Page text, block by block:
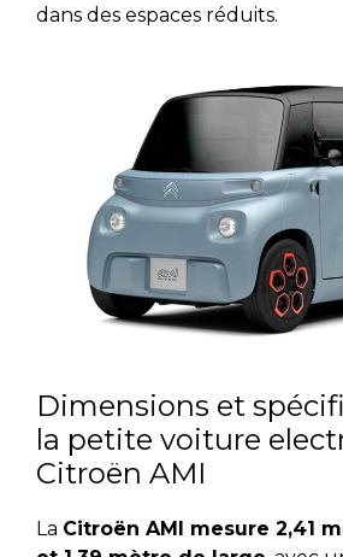
dans des espaces réduits.
Dimensions et
la petite voiture
Citroën AMI
La Citroën AMI mesure 2,41